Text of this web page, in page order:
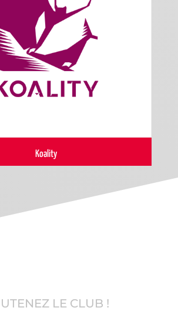
Koality
LE CLUB !